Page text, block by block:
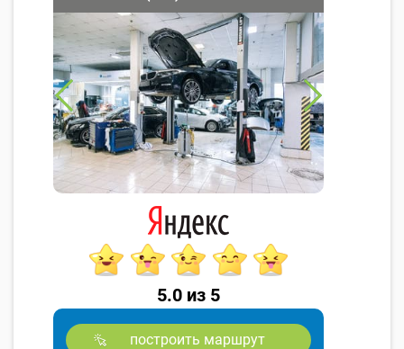
5.0 из 5
построить маршрут